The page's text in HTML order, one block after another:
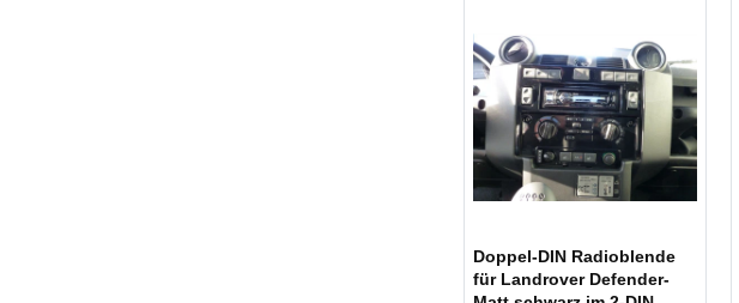
Doppel-DIN Radioblende
für Landrover Defender-